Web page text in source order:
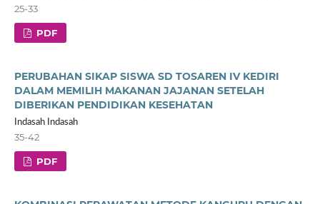
25-33
PDF
PERUBAHAN SIKAP SISWA SD TOSAREN IV KEDIRI
DALAM MEMILIH MAKANAN JAJANAN SETELAH
DIBERIKAN PENDIDIKAN KESEHATAN
Indasah Indasah
35-42
PDF